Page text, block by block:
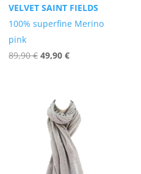
VELVET SAINT FIELDS
100% superfine Merino
pink
89,90€ Ursprünglicher
89,90 €
49,90€Aktueller
49,90 €.